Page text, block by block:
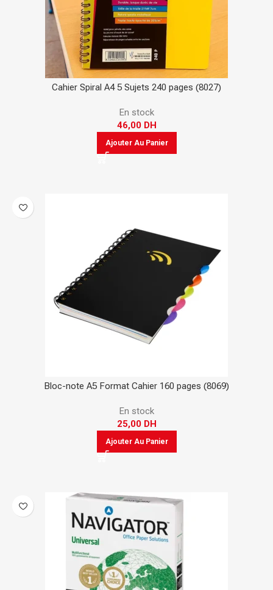
Cahier Spiral A4 5 Sujets 240 pages (8027)
En stock
46,00 DH
Ajouter Au Panier
Bloc-note A5 Format Cahier 160 pages (8069)
En stock
25,00 DH
Ajouter Au Panier